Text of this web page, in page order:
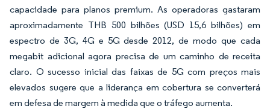
capacidade para planos premium. As operadoras gastaram
aproximadamente THB 500 bilhões (USD 15,6 bilhões) em
espectro de 3G, 4G e 5G desde 2012, de modo que cada
megabit adicional agora precisa de um caminho de receita
claro. O sucesso inicial das faixas de 5G com preços mais
elevados sugere que a liderança em cobertura se converterá
em defesa de margem à medida que o tráfego aumenta.